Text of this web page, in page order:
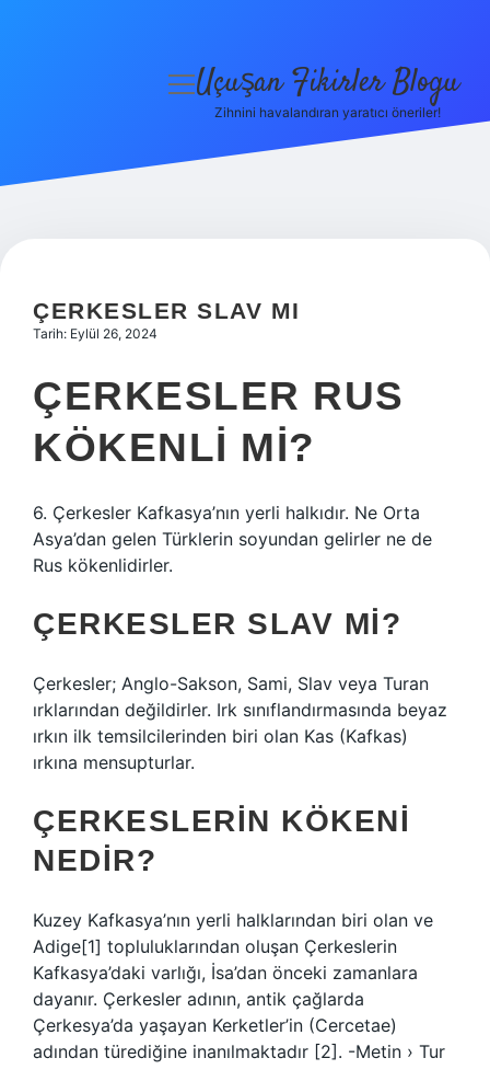
Hakkımızda
menüyü
Uçuşan Fikirler Blogu
Zihnini havalandıran yaratıcı öneriler!
ÇERKESLER SLAV MI
Tarih: Eylül 26, 2024
ÇERKESLER RUS
KÖKENLI MI?
6. Çerkesler Kafkasya’nın yerli halkıdır. Ne Orta
Asya’dan gelen Türklerin soyundan gelirler ne de
Rus kökenlidirler.
ÇERKESLER SLAV MI?
Çerkesler; Anglo-Sakson, Sami, Slav veya Turan
ırklarından değildirler. Irk sınıflandırmasında beyaz
ırkın ilk temsilcilerinden biri olan Kas (Kafkas)
ırkına mensupturlar.
ÇERKESLERIN KÖKENI
NEDIR?
Kuzey Kafkasya’nın yerli halklarından biri olan ve
Adige[1] topluluklarından oluşan Çerkeslerin
Kafkasya’daki varlığı, İsa’dan önceki zamanlara
dayanır. Çerkesler adının, antik çağlarda
Çerkesya’da yaşayan Kerketler’in (Cercetae)
adından türediğine inanılmaktadır [2]. -Metin › Tur